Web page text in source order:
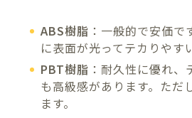
ABS樹脂 ：一般的で安価
に表面が光ってテカりやす
PBT樹脂 ：耐久性に優れ
も高級感があります。ただ
ます。